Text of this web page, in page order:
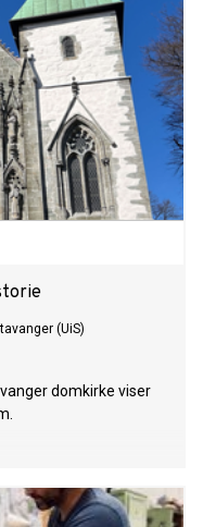
(UiS)
domkirke viser